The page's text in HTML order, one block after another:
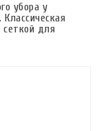
убора у
сеткой для